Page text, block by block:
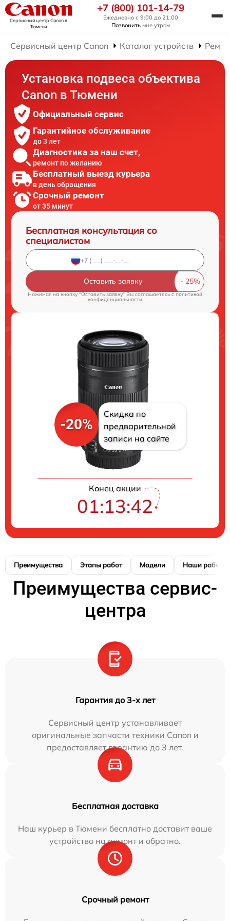
Сервисный центр Canonв
Тюмени
+7 (800) 101-14-79
Ежедневно с 9:00 до 21:00
Позвонить мне утром
Сервисный центр Canon Каталог устройств
Установка подвеса объектива
Canon в Тюмени
Официальный сервис
Гарантийное обслуживание
до 3 лет
Диагностика за наш счет,
ремонт по желанию
Бесплатный выезд курьера
в день обращения
Срочный ремонт
от 35 минут
Бесплатная консультация со
специалистом
Оставить заявку
Нажимая на кнопку "Оставить заявку" Вы соглашаетесь cполитикой
конфиденциальности
-20%
Скидка по
предварительной
записи на сайте
Конец акции
01:13:41
Преимущества Этапы работ Модели Наши работы
Преимущества сервис-
центра
Гарантия до 3-х лет
Сервисный центр устанавливает
оригинальные запчасти техники Canon и
предоставляет гарантию до 3 лет.
Бесплатная доставка
Наш курьер в Тюмени бесплатно доставит ваше
устройство на ремонт и обратно.
Срочный ремонт